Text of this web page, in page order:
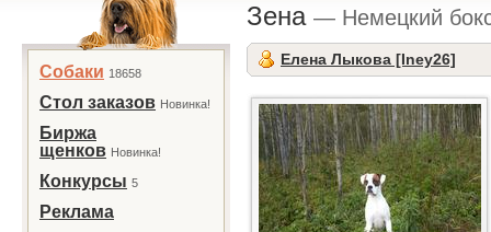
Собаки 18658
Стол заказов Новинка!
Биржа
щенков Новинка!
Конкурсы 5
Реклама
Зена — Немецкий
Елена Лыкова [Iney26]